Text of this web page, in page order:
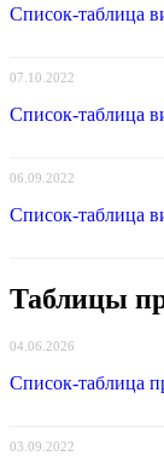
Список-таблица
07.10.2022
Список-таблица
06.09.2022
Список-таблица
Таблицы
04.06.2026
Список-таблица
03.09.2022